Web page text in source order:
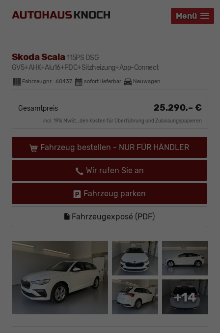
Menü
Menü
Menü
Skoda Scala 115PS DSG
GV5+AHK+Alu16+PDC+Sitzheizung+App-Connect
Fahrzeugnr.: 60437 sofort lieferbar Neuwagen
Gesamtpreis 25.290,– €
incl. 19% MwSt., den Kosten für Überführung und Zulassungspapieren
Fahrzeug bestellen - NUR FÜR HÄNDLER
Wir rufen Sie an
Fahrzeug parken
Fahrzeugexposé (PDF)
+14